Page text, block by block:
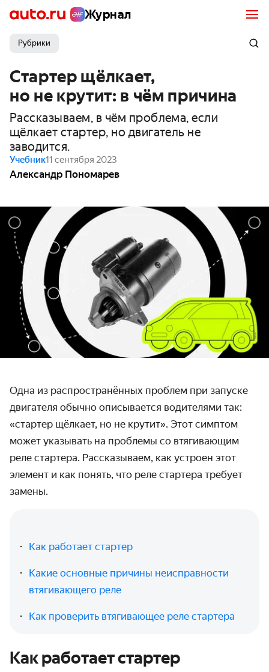
Журнал
Рубрики
Стартер щёлкает,
но не крутит: в чём причина
Рассказываем, в чём проблема, если
щёлкает стартер, но двигатель не
заводится.
Учебник11 сентября 2023
Александр Пономарев
Одна из распространённых проблем при запуске
двигателя обычно описывается водителями так:
«стартер щёлкает, но не крутит». Этот симптом
может указывать на проблемы со втягивающим
реле стартера. Рассказываем, как устроен этот
элемент и как понять, что реле стартера требует
замены.
Как работает стартер
Какие основные причины неисправности
втягивающего реле
Как проверить втягивающее реле стартера
Как работает стартер